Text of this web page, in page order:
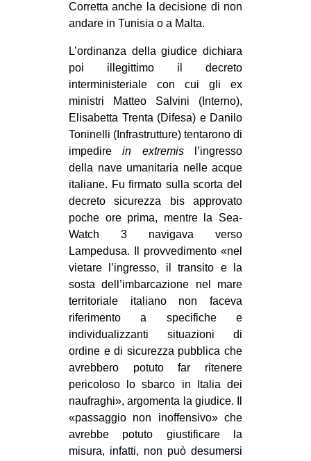
CINEMA
MANIFESTI
MUSICA
INTERNAZIONALE
AFRICA
AMERICHE
EUROPA
MEDIO ORIENTE
MONDO
EVENTI
in
Fb
tw
bsky
ms
Corretta anche la decisione di non
andare in Tunisia o a Malta.
L’ordinanza della giudice dichiara
poi illegittimo il decreto
interministeriale con cui gli ex
ministri Matteo Salvini (Interno),
Elisabetta Trenta (Difesa) e Danilo
Toninelli (Infrastrutture) tentarono di
impedirein extremisl’ingresso
della nave umanitaria nelle acque
italiane. Fu firmato sulla scorta del
decreto sicurezza bis approvato
poche ore prima, mentre la Sea-
Watch 3 navigava verso
Lampedusa. Il provvedimento «nel
vietare l’ingresso, il transito e la
sosta dell’imbarcazione nel mare
territoriale italiano non faceva
riferimento a specifiche e
individualizzanti situazioni di
ordine e di sicurezza pubblica che
avrebbero potuto far ritenere
pericoloso lo sbarco in Italia dei
naufraghi», argomenta la giudice. Il
«passaggio non inoffensivo» che
avrebbe potuto giustificare la
misura, infatti, non può desumersi